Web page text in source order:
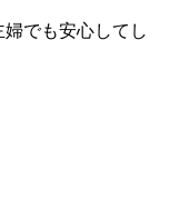
でも安心してし